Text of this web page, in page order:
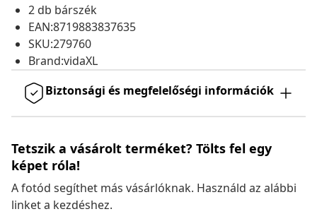
2 db bárszék
EAN:8719883837635
SKU:279760
Brand:vidaXL
Biztonsági és megfelelőségi információk
Tetszik a vásárolt terméket? Tölts fel egy
képet róla!
A fotód segíthet más vásárlóknak. Használd az alábbi
linket a kezdéshez.